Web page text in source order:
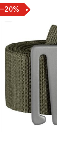
−20%